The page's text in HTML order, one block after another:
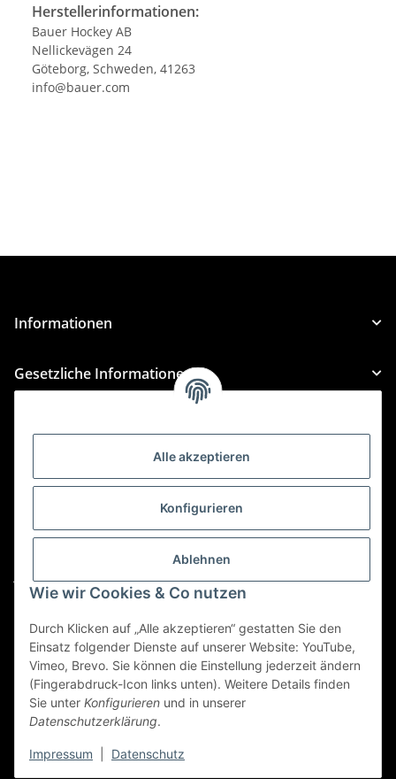
Alle akzeptieren
Konfigurieren
Ablehnen
Wie wir Cookies & Co nutzen
Durch Klicken auf „Alle akzeptieren“ gestatten Sie den
Einsatz folgender Dienste auf unserer Website: YouTube,
Vimeo, Brevo. Sie können die Einstellung jederzeit ändern
(Fingerabdruck-Icon links unten). Weitere Details finden
Sie unter Konfigurieren und in unserer
Datenschutzerklärung.
Impressum Datenschutz
Herstellerinformationen:
Bauer Hockey AB
Nellickevägen 24
Göteborg, Schweden, 41263
info@bauer.com
Informationen
Gesetzliche Informationen
Für Custom Anfragen und Custom Bestellungen auch
custom@htr-shop.com
Für Trikot-Anfragen und Bestellungen
teamwear@htr-shop.com
Für Reklamationen und Retouren
reklamation@htr-shop.com